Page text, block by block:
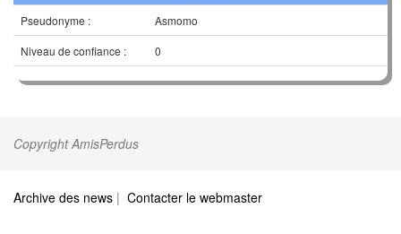
Pseudonyme :
Asmomo
Niveau de confiance :
0
Copyright AmisPerdus
Archive des news | Contacter le webmaster